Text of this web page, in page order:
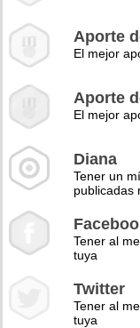
Aporte
El mejor
Aporte
El mejor
Diana
Tener un
publicadas
Tener al
tuya
Twitter
Tener al
tuya